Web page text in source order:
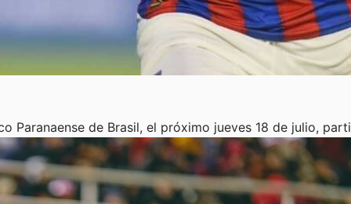
Paranaense de Brasil, el próximo jueves 18 de julio,